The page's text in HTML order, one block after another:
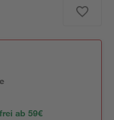
frei ab 59€